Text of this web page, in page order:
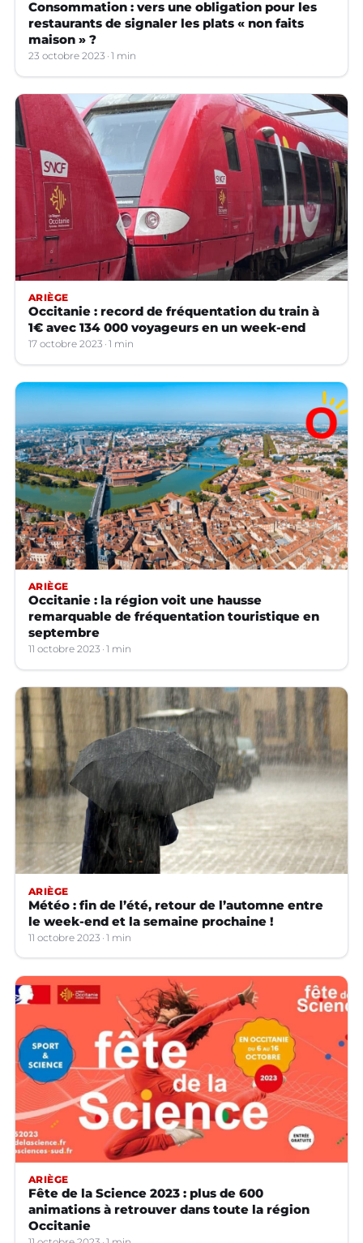
Consommation : vers une obligation pour les
restaurants de signaler les plats « non faits
maison » ?
23 octobre 2023 1 min
ARIÈGE
Occitanie : record de fréquentation du train à
1€ avec 134 000 voyageurs en un week-end
17 octobre 2023 1 min
ARIÈGE
Occitanie : la région voit une hausse
remarquable de fréquentation touristique en
septembre
11 octobre 2023 1 min
ARIÈGE
Météo : fin de l’été, retour de l’automne entre
le week-end et la semaine prochaine !
11 octobre 2023 1 min
ARIÈGE
Fête de la Science 2023 : plus de 600
animations à retrouver dans toute la région
Occitanie